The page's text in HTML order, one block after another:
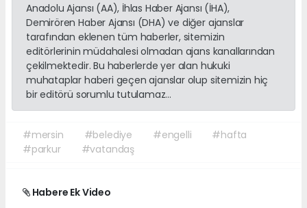
Anadolu Ajansı (AA), İhlas Haber Ajansı (İHA),
Demirören Haber Ajansı (DHA) ve diğer ajanslar
tarafından eklenen tüm haberler, sitemizin
editörlerinin müdahalesi olmadan ajans kanallarından
çekilmektedir. Bu haberlerde yer alan hukuki
muhataplar haberi geçen ajanslar olup sitemizin hiç
bir editörü sorumlu tutulamaz...
#mersin #belediye #engelli
#hafta
#parkur
#vatandaş
Habere Ek Video